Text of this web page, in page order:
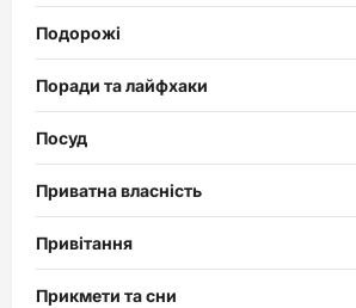
Подорожі
Поради та лайфхаки
Посуд
Приватна власність
Привітання
Прикмети та сни